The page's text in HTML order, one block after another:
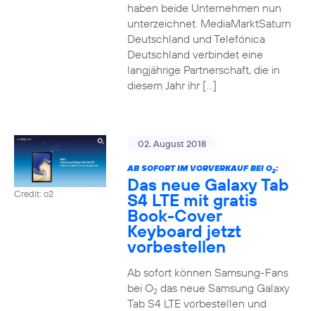
haben beide Unternehmen nun
unterzeichnet. MediaMarktSaturn
Deutschland und Telefónica
Deutschland verbindet eine
langjährige Partnerschaft, die in
diesem Jahr ihr […]
Credit: o2
02. August 2018
AB SOFORT IM VORVERKAUF BEI O2:
Das neue Galaxy Tab
S4 LTE mit gratis
Book-Cover
Keyboard jetzt
vorbestellen
Ab sofort können Samsung-Fans
bei O2das neue Samsung Galaxy
Tab S4 LTE vorbestellen und